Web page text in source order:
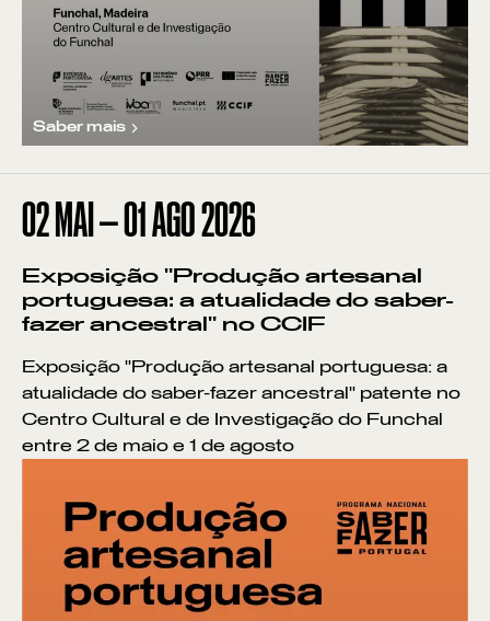
Saber mais
02MAI—01AGO2026
Exposição "Produção artesanal
portuguesa: a atualidade do saber-
fazer ancestral" no CCIF
Exposição "Produção artesanal portuguesa: a
atualidade do saber-fazer ancestral" patente no
Centro Cultural e de Investigação do Funchal
entre 2 de maio e 1 de agosto